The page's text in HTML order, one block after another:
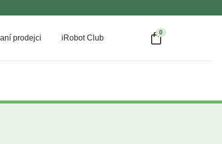
prodejci iRobot Club
0